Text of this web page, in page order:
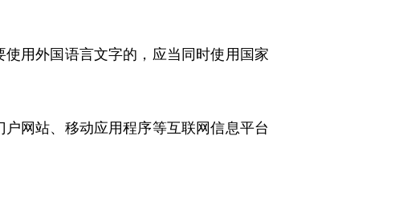
用外国语言文字的，应当同时使用国家
网站、移动应用程序等互联网信息平台